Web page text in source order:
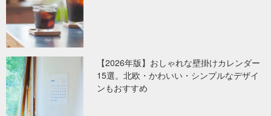
【2026年版】おしゃれな壁掛けカレンダー
15選。北欧・かわいい・シンプルなデザイ
ンもおすすめ